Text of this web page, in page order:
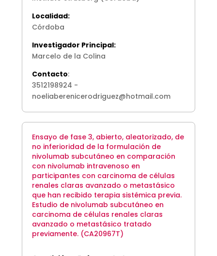
Localidad:
Córdoba
Investigador Principal:
Marcelo de la Colina
Contacto:
3512198924 -
noeliaberenicerodriguez@hotmail.com
Ensayo de fase 3, abierto, aleatorizado, de
no inferioridad de la formulación de
nivolumab subcutáneo en comparación
con nivolumab intravenoso en
participantes con carcinoma de células
renales claras avanzado o metastásico
que han recibido terapia sistémica previa.
Estudio de nivolumab subcutáneo en
carcinoma de células renales claras
avanzado o metastásico tratado
previamente. (CA20967T)